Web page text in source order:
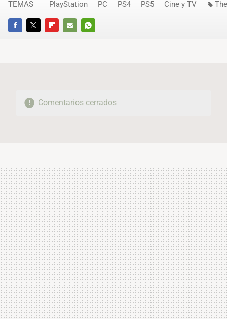
FACEBOOKTWITTERFLIPBOARD
E-
WHATSAPP
TEMAS PlayStation PC PS4 PS5 Cine y TV
Comentarios cerrados